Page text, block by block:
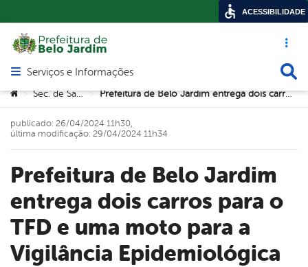
Acesso
Abrir menu principal de navegação
Serviços e Informações
Você está aqui:
> Sec. de Saúde > Prefeitura de Belo Jardim entrega dois carros para o TFD e uma moto para a Vigilância Epidemiológica
Prefeitura de Belo Jardim
entrega dois carros para o
TFD e uma moto para a
Vigilância Epidemiológica
publicado: 26/04/2024 11h30,
última modificação: 29/04/2024 11h34
ACESSIBILIDADE